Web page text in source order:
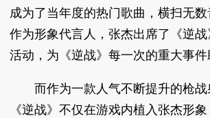
成为了当年度的热门歌曲，横扫无
作为形象代言人，张杰出席了《逆
活动，为《逆战》每一次的重大事件
而作为一款人气不断提升的枪战
《逆战》不仅在游戏内植入张杰形